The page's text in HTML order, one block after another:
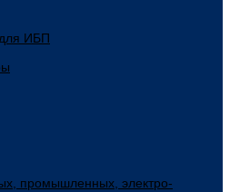
ИБП
промышленных, электро-